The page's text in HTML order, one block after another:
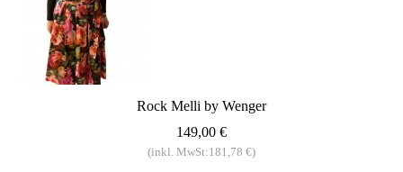
Rock Melli by Wenger
149,00 €
(inkl. MwSt:181,78 €)